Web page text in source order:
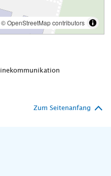
Zum Seitenanfang